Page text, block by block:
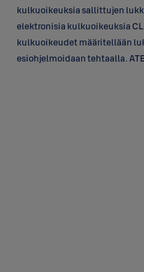
kulkuoikeuksia sallittujen
elektronisia kulkuoikeuksia
kulkuoikeudet määritellään
esiohjelmoidaan tehtaalla.